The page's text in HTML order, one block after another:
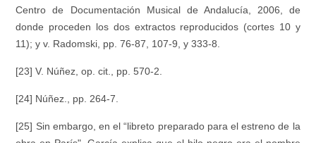
Centro de Documentación Musical de Andalucía, 2006, de
donde proceden los dos extractos reproducidos (cortes 10 y
11); y v. Radomski, pp. 76-87, 107-9, y 333-8.
[23] V. Núñez,op. cit., pp. 570-2.
[24] Núñez., pp. 264-7.
[25] Sin embargo, en el “libreto preparado para el estreno de la